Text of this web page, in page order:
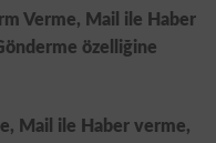
Verme, Mail ile Haber
özelliğine
Mail ile Haber verme,